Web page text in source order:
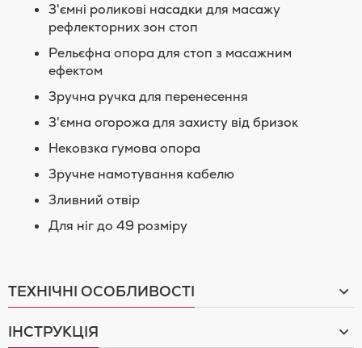
З'ємні роликові насадки для масажу
рефлекторних зон стоп
Рельєфна опора для стоп з масажним
ефектом
Зручна ручка для перенесення
З'ємна огорожа для захисту від бризок
Нековзка гумова опора
Зручне намотування кабелю
Зливний отвір
Для ніг до 49 розміру
ТЕХНІЧНІ ОСОБЛИВОСТІ
ІНСТРУКЦІЯ